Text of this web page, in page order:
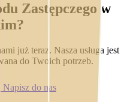
Zastępczego w
?
już teraz. Nasza usługa jest
do Twoich potrzeb.
Napisz do nas